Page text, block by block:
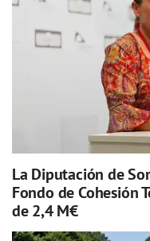
La Diputación de
Fondo de Cohesión
de 2,4 M€